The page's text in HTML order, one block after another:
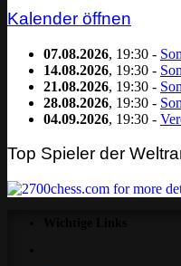
Kalender öffnen
07.08.2026, 19:30 -
14.08.2026, 19:30 -
21.08.2026, 19:30 -
28.08.2026, 19:30 -
04.09.2026, 19:30 -
Top Spieler der